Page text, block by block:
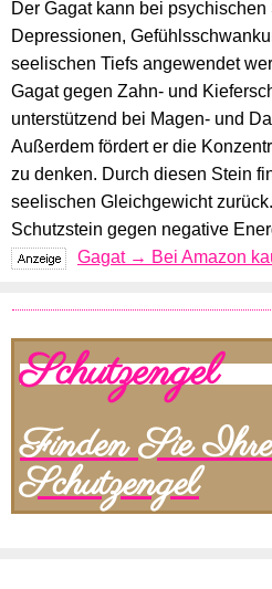
Der Gagat kann bei
Depressionen,
seelischen Tiefs angewendet
Gagat gegen Zahn- und
unterstützend bei Magen- und
Außerdem fördert er die
zu denken. Durch diesen Stein
seelischen Gleichgewicht
Schutzstein gegen negative
Gagat → Bei Amazon
Schutzengel
Finden Sie
Schutzengel